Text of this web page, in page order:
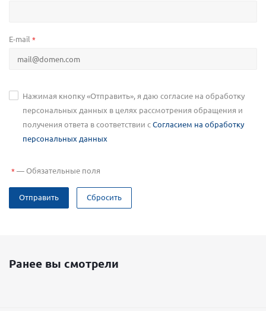
E-mail *
Нажимая кнопку «Отправить», я даю согласие на обработку
персональных данных в целях рассмотрения обращения и
получения ответа в соответствии сСогласием на обработку
персональных данных
*—Обязательные поля
Отправить Сбросить
Ранее вы смотрели